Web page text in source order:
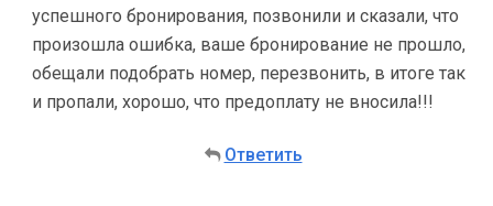
успешного бронирования, позвонили и сказали, что
произошла ошибка, ваше бронирование не прошло,
обещали подобрать номер, перезвонить, в итоге так
и пропали, хорошо, что предоплату не вносила!!!
Ответить